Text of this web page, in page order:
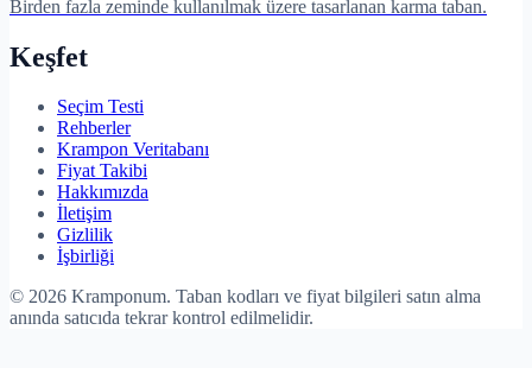
Birden fazla zeminde kullanılmak üzere tasarlanan karma taban.
Keşfet
Seçim Testi
Rehberler
Krampon Veritabanı
Fiyat Takibi
Hakkımızda
İletişim
Gizlilik
İşbirliği
© 2026 Kramponum. Taban kodları ve fiyat bilgileri satın alma
anında satıcıda tekrar kontrol edilmelidir.